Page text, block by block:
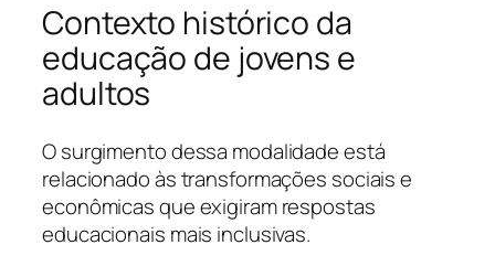
Contexto histórico da
educação de jovens e
adultos
O surgimento dessa modalidade está
relacionado às transformações sociais e
econômicas que exigiram respostas
educacionais mais inclusivas.